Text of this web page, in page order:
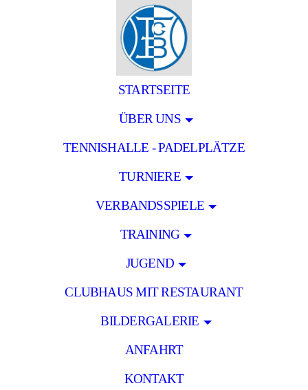
STARTSEITE
ÜBER UNS
TENNISHALLE - PADELPLÄTZE
TURNIERE
VERBANDSSPIELE
TRAINING
JUGEND
CLUBHAUS MIT RESTAURANT
BILDERGALERIE
ANFAHRT
KONTAKT